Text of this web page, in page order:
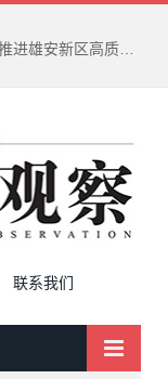
习近平在河北雄安新区考察并主持召开深入推进雄安新区高质量建设和发展座谈会
联系我们